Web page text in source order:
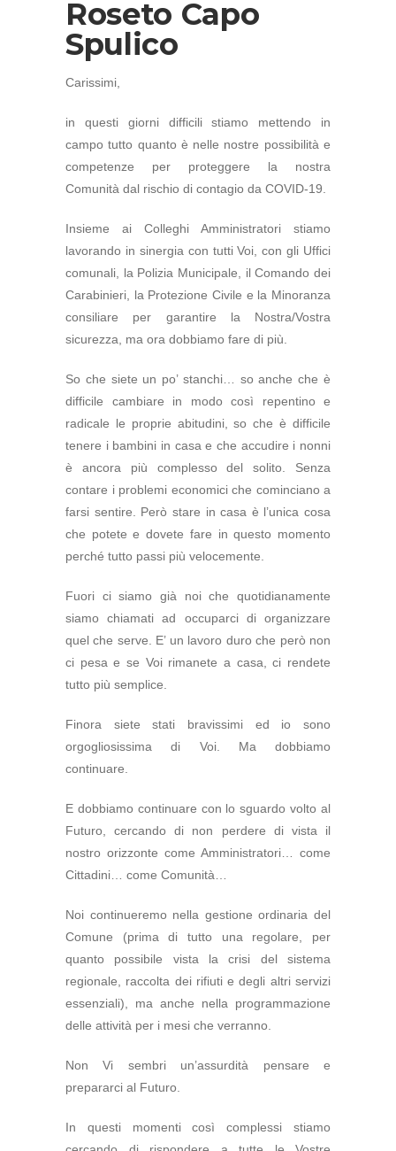
Roseto Capo
Spulico
Carissimi,
in questi giorni difficili stiamo mettendo in
campo tutto quanto è nelle nostre possibilità e
competenze per proteggere la nostra
Comunità dal rischio di contagio da COVID-19.
Insieme ai Colleghi Amministratori stiamo
lavorando in sinergia con tutti Voi, con gli Uffici
comunali, la Polizia Municipale, il Comando dei
Carabinieri, la Protezione Civile e la Minoranza
consiliare per garantire la Nostra/Vostra
sicurezza, ma ora dobbiamo fare di più.
So che siete un po’ stanchi… so anche che è
difficile cambiare in modo così repentino e
radicale le proprie abitudini, so che è difficile
tenere i bambini in casa e che accudire i nonni
è ancora più complesso del solito. Senza
contare i problemi economici che cominciano a
farsi sentire. Però stare in casa è l’unica cosa
che potete e dovete fare in questo momento
perché tutto passi più velocemente.
Fuori ci siamo già noi che quotidianamente
siamo chiamati ad occuparci di organizzare
quel che serve. E’ un lavoro duro che però non
ci pesa e se Voi rimanete a casa, ci rendete
tutto più semplice.
Finora siete stati bravissimi ed io sono
orgogliosissima di Voi. Ma dobbiamo
continuare.
E dobbiamo continuare con lo sguardo volto al
Futuro, cercando di non perdere di vista il
nostro orizzonte come Amministratori… come
Cittadini… come Comunità…
Noi continueremo nella gestione ordinaria del
Comune (prima di tutto una regolare, per
quanto possibile vista la crisi del sistema
regionale, raccolta dei rifiuti e degli altri servizi
essenziali), ma anche nella programmazione
delle attività per i mesi che verranno.
Non Vi sembri un’assurdità pensare e
prepararci al Futuro.
In questi momenti così complessi stiamo